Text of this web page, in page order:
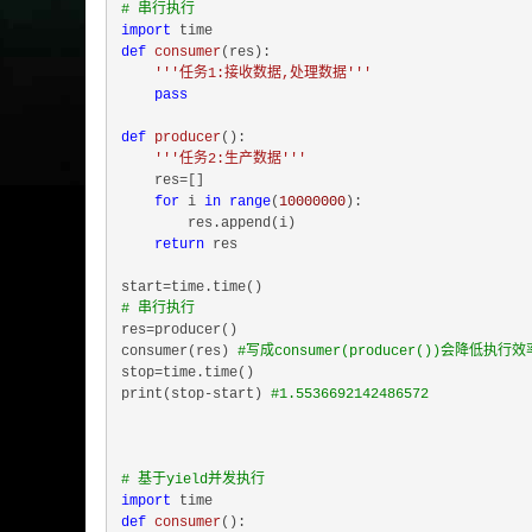
# 串行执行
import
def consumer( res ):
'''任务1:接收数据,处理数据'''
pass
def producer():
'''任务2:生产数据'''
    res=[]
for i in range(10000000 ):
        res.append(i)
return res
# 串行执行
res=producer()
consumer(res) #写成consumer(producer())会降低执行效
stop=time.time()
print(stop-start) #1.5536692142486572
# 基于yield并发执行
import
def consumer():